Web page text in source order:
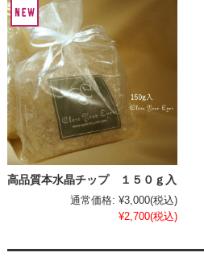
高品質本水晶チップ １５０ｇ入
通常価格: ¥3,000(税込)
¥2,700(税込)